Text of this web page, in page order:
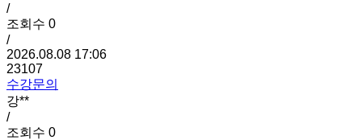
/
조회수 0
/
2026.08.08 17:06
23107
수강문의
강**
/
조회수 0